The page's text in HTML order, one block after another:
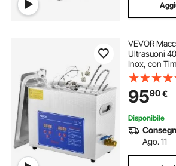
VEVOR
Ultrasuoni
Inox, con
Digitale,
Strumenti
Domestico
9590€
Disponibile
Ago. 11